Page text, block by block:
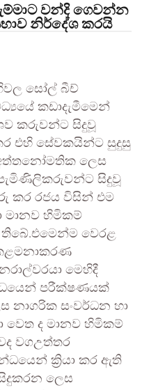
වන්දි ගෙවන්න
නිර්දේශ කරයි
සෝල් බීච්
කඩාදැමීමෙන්
කරුවන්ට සිදුවූ
එහි සේවකයින්ට සුදුසු
ලෙස
සිදුවූ
කර රජය විසින් එම
මානව හිමිකම්
වෙරළ
මෙහිදී
පරීක්ෂණයක්
නාගරික සංවර්ධන හා
වෙත ද මානව හිමිකම්
වගඋත්තර
ක්‍රියා කර ඇති
ලෙස